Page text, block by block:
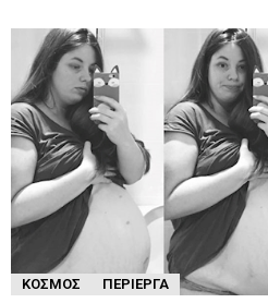
ΚΌΣΜΟΣ ΠΕΡΊΕΡΓΑ